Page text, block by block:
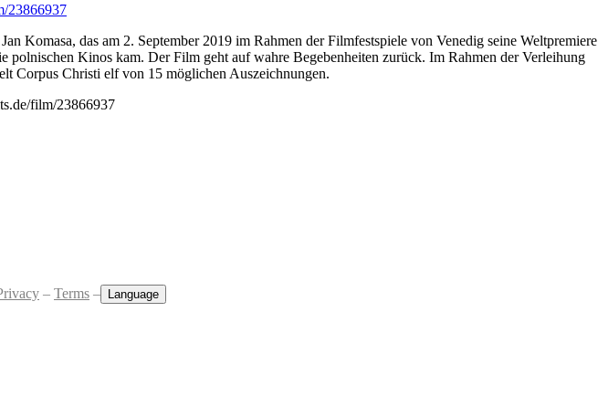
23866937
Komasa, das am 2. September 2019 im Rahmen der Filmfestspiele von Venedig seine Weltpremiere
polnischen Kinos kam. Der Film geht auf wahre Begebenheiten zurück. Im Rahmen der Verleihung
Corpus Christi elf von 15 möglichen Auszeichnungen.
film/23866937
– Terms – Language